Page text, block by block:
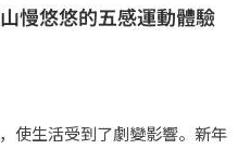
慢悠悠的五感運動體驗
使生活受到了劇變影響。新年